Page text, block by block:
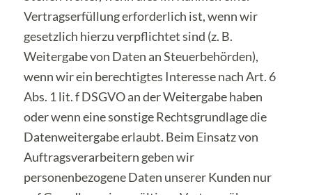
Vertragserfüllung erforderlich ist, wenn wir
gesetzlich hierzu verpflichtet sind (z. B.
Weitergabe von Daten an Steuerbehörden),
wenn wir ein berechtigtes Interesse nach Art. 6
Abs. 1 lit. f DSGVO an der Weitergabe haben
oder wenn eine sonstige Rechtsgrundlage die
Datenweitergabe erlaubt. Beim Einsatz von
Auftragsverarbeitern geben wir
personenbezogene Daten unserer Kunden nur